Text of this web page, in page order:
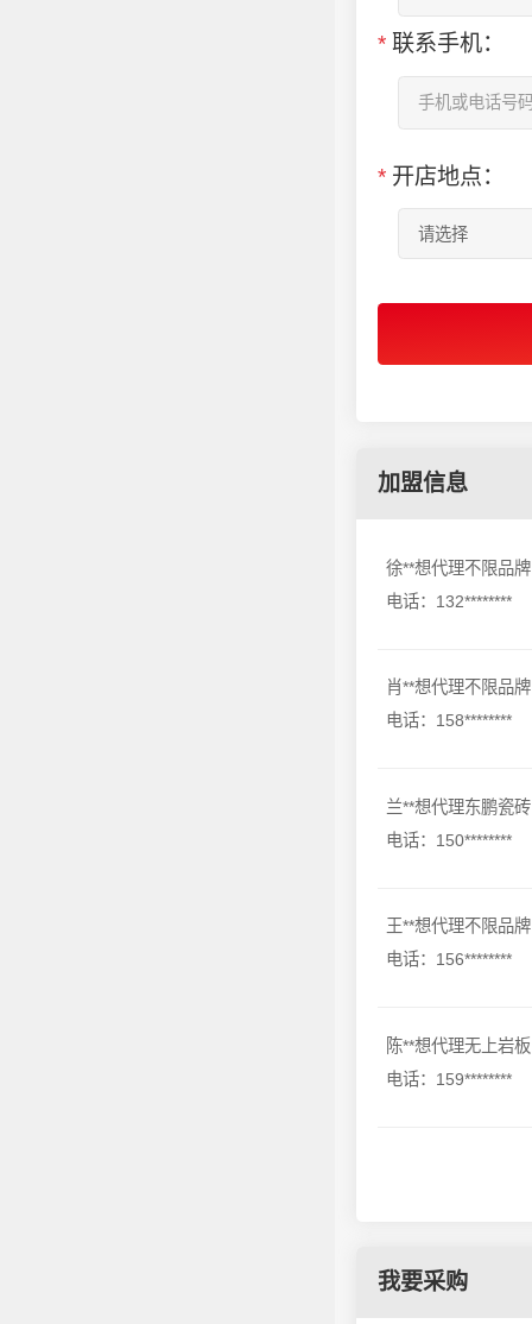
* 联系手机：
* 开店地点：
加盟信息
徐**想代理不限品牌
电话：132********
肖**想代理不限品牌
电话：158********
兰**想代理东鹏瓷砖
电话：150********
王**想代理不限品牌
电话：156********
陈**想代理无上岩板
电话：159********
我要采购